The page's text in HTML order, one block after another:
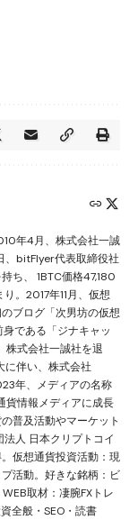
年4月、株式会社一誠
、bitFlyer代表取締役社
ち、 1BTC価格47,180
。2017年11月、仮想
ブログ「次男坊の仮想
である「ジナキャッ
株式会社一誠社を退
伴い、株式会社
年、メディアの名称
貨情報メディアに成長
普及活動やマーケット
人 日本クリプトコイ
仮想通貨投資活動：現
活動。好きな銘柄：ビ
取材：凄腕FXトレ
全般・SEO・読書